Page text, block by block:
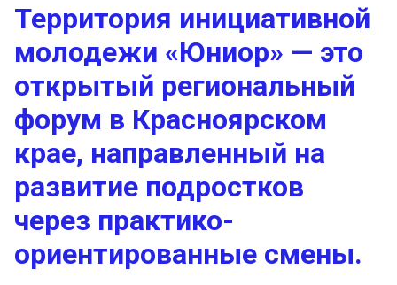
Территория инициативной
молодежи «Юниор» — это
открытый региональный
форум в Красноярском
крае, направленный на
развитие подростков
через практико-
ориентированные смены.